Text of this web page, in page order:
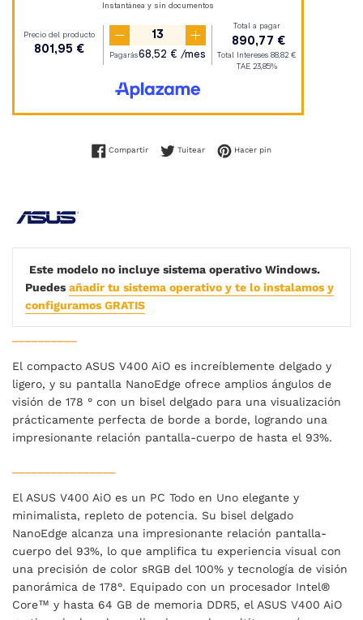
CompartirCompartir en Facebook
TuitearTuitear en Twitter
Hacer pinPinear en Pinterest
Este modelo no incluye sistema operativo Windows.
Puedes añadir tu sistema operativo y te lo instalamos y
configuramos GRATIS
El compacto ASUS V400 AiO es increíblemente delgado y
ligero, y su pantalla NanoEdge ofrece amplios ángulos de
visión de 178 ° con un bisel delgado para una visualización
prácticamente perfecta de borde a borde, logrando una
impresionante relación pantalla-cuerpo de hasta el 93%.
El ASUS V400 AiO es un PC Todo en Uno elegante y
minimalista, repleto de potencia. Su bisel delgado
NanoEdge alcanza una impresionante relación pantalla-
cuerpo del 93%, lo que amplifica tu experiencia visual con
una precisión de color sRGB del 100% y tecnología de visión
panorámica de 178°. Equipado con un procesador Intel®
Core™ y hasta 64 GB de memoria DDR5, el ASUS V400 AiO